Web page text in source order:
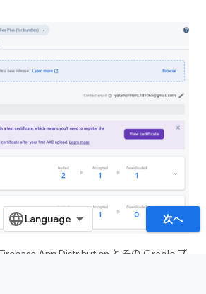
App Distribution とその Gradle プ
App Bundle リリースをテスター
次へ